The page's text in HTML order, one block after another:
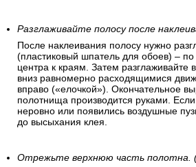
Разглаживайте полосу после
После наклеивания полосу нужно
(пластиковый шпатель для обоев) –
центра к краям. Затем разглаживайте
вниз равномерно расходящимися
вправо («елочкой»). Окончательное
полотнища производится руками.
неровно или появились воздушные
до высыхания клея.
Отрежьте верхнюю часть полотна.